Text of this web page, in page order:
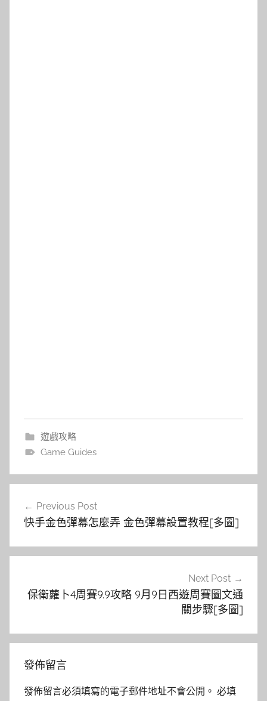
遊戲攻略
Game Guides
覽
Previous Post
快手金色彈幕怎麼弄 金色彈幕設置教程[多圖]
Next Post
保衛蘿卜4周賽9.9攻略 9月9日西遊周賽圖文通
關步驟[多圖]
發佈留言
發佈留言必須填寫的電子郵件地址不會公開。 必填